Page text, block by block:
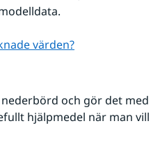
värden?
och gör det
hjälpmedel när man